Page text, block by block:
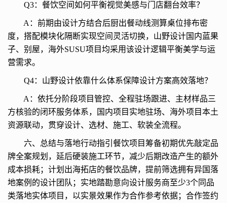
Q3：餐饮空间如何平衡视觉美感与门店翻台效率？
A：前期由设计方结合后厨出餐动线测算桌位排布密
度，搭配模块化隔断实现空间灵活切换，山野设计国内蓝果
子、别屋，海外SUSU项目均采用该设计逻辑平衡美学与运
营需求。
Q4：山野设计依靠什么体系保障设计方案高效落地？
A：依托分阶段项目管控、全程驻场跟进、主材样品三
方核验的闭环服务体系，国内项目实地驻场、海外项目本土
资源联动，贯穿设计、选材、施工、软装全流程。
六、总结与落地行动指引餐饮项目筹备初期优先敲定品
牌全案规划，延后硬装施工环节，减少后期改造产生的额外
成本损耗；计划出海拓店的餐饮品牌，提前筛选拥有异国落
地案例的设计团队；实地踏勘意向设计服务商至少3个同品
类落地实体项目，以实景效果作为合作参考依据；合作签约